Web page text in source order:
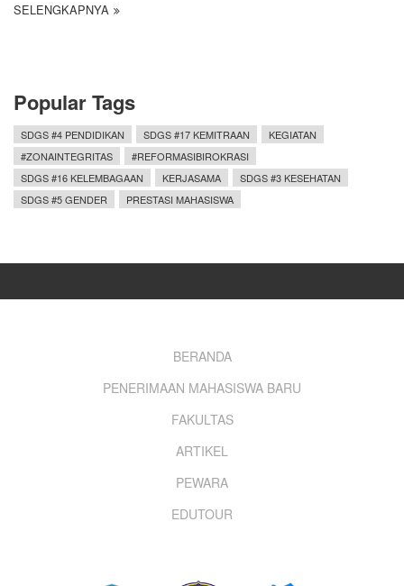
SELENGKAPNYA
Popular Tags
SDGS #4 PENDIDIKAN SDGS #17 KEMITRAAN
KEGIATAN
#ZONAINTEGRITAS
#REFORMASIBIROKRASI
SDGS #16 KELEMBAGAAN
KERJASAMA
SDGS #3 KESEHATAN
SDGS #5 GENDER
PRESTASI MAHASISWA
BERANDA
PENERIMAAN MAHASISWA BARU
FAKULTAS
ARTIKEL
PEWARA
EDUTOUR